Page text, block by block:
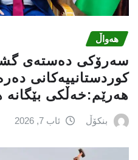
هەواڵ
سه‌رۆكی دەستەی
كوردستانییەكانی
هەرێم:خه‌ڵكی بێگانه‌
بنکۆڵ ئاب 7, 2026